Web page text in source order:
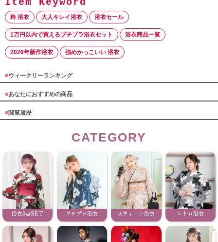
粋 浴衣 大人キレイ浴衣 浴衣セール
1万円以内で買えるプチプラ浴衣セット 浴衣商品一覧
2026年新作浴衣 強めかっこいい 浴衣
■ウィークリーランキング
■あなたにおすすめの商品
■閲覧履歴
CATEGORY
浴衣3点SET プチプラ浴衣 スウィート浴衣 レトロ浴衣